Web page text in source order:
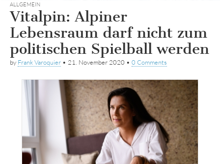
ALLGEMEIN
Vitalpin: Alpiner
Lebensraum darf nicht zum
politischen Spielball werden
by Frank Varoquier • 21. November 2020 • 0 Comments